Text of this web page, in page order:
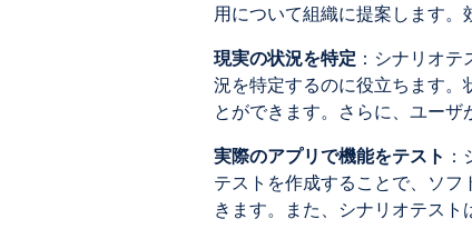
用について組織に提案します。
現実の状況を特定 ：シナリオ
況を特定するのに役立ちます
とができます。さらに、ユーザ
実際のアプリで機能をテスト
テストを作成することで、ソ
きます。また、シナリオテスト